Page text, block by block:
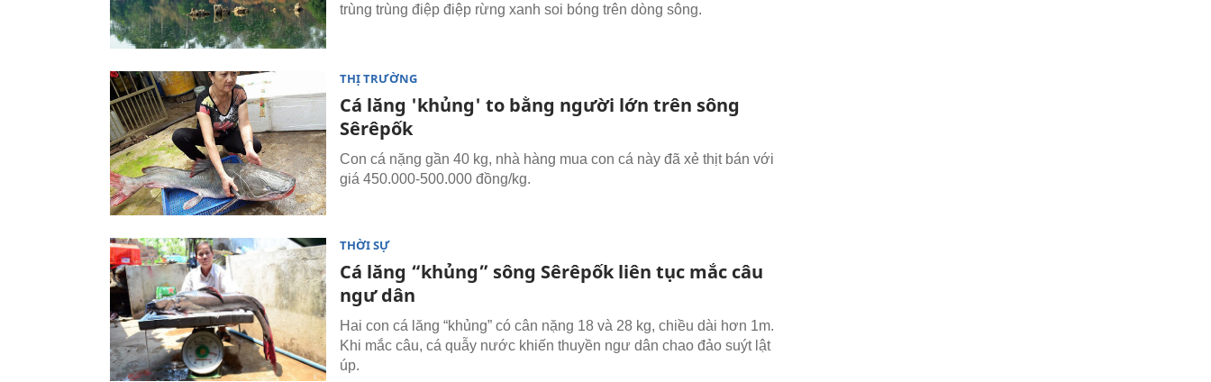
trùng trùng điệp điệp rừng xanh soi bóng trên dòng sông.
THỊ TRƯỜNG
Cá lăng 'khủng' to bằng người lớn trên sông
Sêrêpốk
Con cá nặng gần 40 kg, nhà hàng mua con cá này đã xẻ thịt bán với
giá 450.000-500.000 đồng/kg.
THỜI SỰ
Cá lăng “khủng” sông Sêrêpốk liên tục mắc câu
ngư dân
Hai con cá lăng “khủng” có cân nặng 18 và 28 kg, chiều dài hơn 1m.
Khi mắc câu, cá quẫy nước khiến thuyền ngư dân chao đảo suýt lật
úp.